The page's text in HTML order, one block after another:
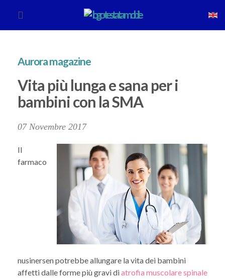
Aurora magazine
Vita più lunga e sana per i
bambini con la SMA
07 Novembre 2017
Il
farmaco
nusinersen potrebbe allungare la vita dei bambini
affetti dalle forme più gravi diatrofia muscolare spinale